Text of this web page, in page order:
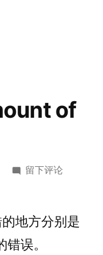
of
于
degrees]
留下评论
地方分别是
误。